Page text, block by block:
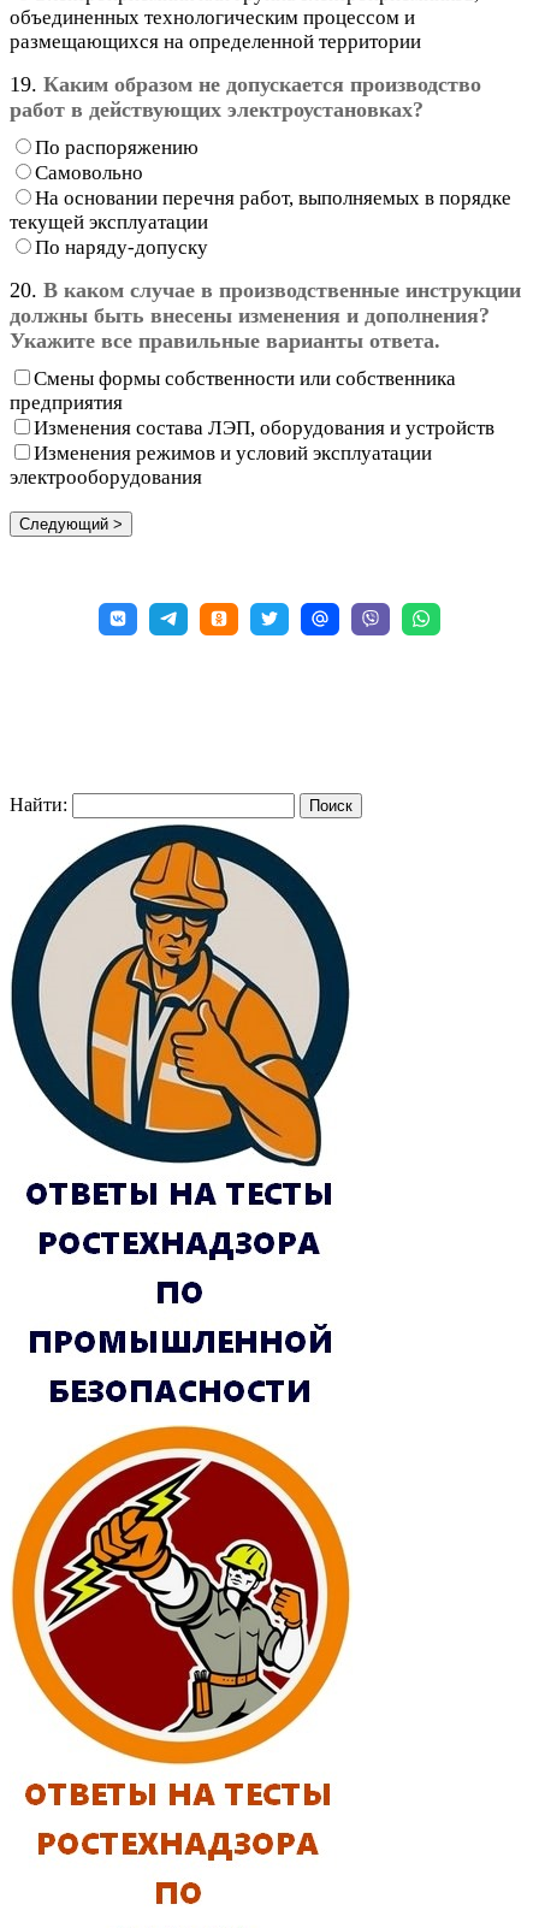
объединенных технологическим процессом и
размещающихся на определенной территории
19. Каким образом не допускается производство
работ в действующих электроустановках?
По распоряжению
Самовольно
На основании перечня работ, выполняемых в порядке
текущей эксплуатации
По наряду-допуску
20. В каком случае в производственные инструкции
должны быть внесены изменения и дополнения?
Укажите все правильные варианты ответа.
Смены формы собственности или собственника
предприятия
Изменения состава ЛЭП, оборудования и устройств
Изменения режимов и условий эксплуатации
электрооборудования
Найти: